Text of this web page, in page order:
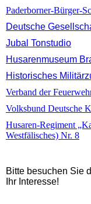
Paderborner-Bürger-
Deutsche
Jubal Tonstudio
Husarenmuseum
Historisches
Verband der
Volksbund Deutsche
Husaren-Regiment
Westfälisches) Nr. 8
Bitte besuchen Sie
Ihr Interesse!